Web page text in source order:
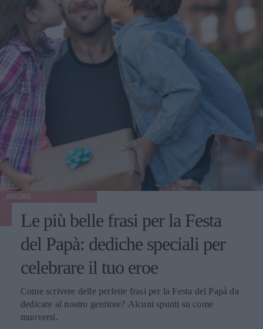
AMORE
Le più belle frasi per la Festa
del Papà: dediche speciali per
celebrare il tuo eroe
Come scrivere delle perfette frasi per la Festa del Papà da
dedicare al nostro genitore? Alcuni spunti su come
muoversi.